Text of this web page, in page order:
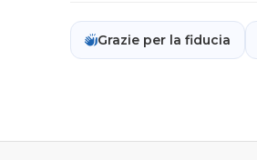
Grazie per la fiducia